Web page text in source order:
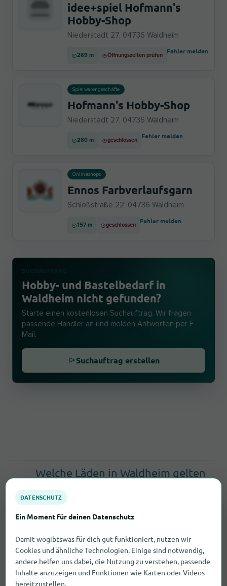
idee+spiel Hofmann's
Hobby-Shop
Niederstadt 27, 04736 Waldheim
269 m Öffnungszeiten prüfen
Fehler melden
Spielwarengeschäfte
Hofmann's Hobby-Shop
Niederstadt 27, 04736 Waldheim
280 m geschlossen
Fehler melden
Onlineshops
Ennos Farbverlaufsgarn
Schloßstraße 22, 04736 Waldheim
157 m geschlossen
Fehler melden
Hobby- und Bastelbedarf in
Waldheim nicht gefunden?
Starte einen kostenlosen Suchauftrag. Wir fragen
passende Händler an und melden Antworten per E-
Mail.
Suchauftrag erstellen
Welche Läden in Waldheim gelten
als gute Anlaufstelle für Hobby-
und Bastelbedarf?
auf Hobby- und Bastelbedarf spezialisiert
haben.
Beispiele: Hofmann's Hobby-Shop (Niederstadt
DATENSCHUTZ
Ein Moment für deinen Datenschutz
Damit wogibtswas für dich gut funktioniert, nutzen wir
Cookies und ähnliche Technologien. Einige sind notwendig,
andere helfen uns dabei, die Nutzung zu verstehen, passende
Inhalte anzuzeigen und Funktionen wie Karten oder Videos
bereitzustellen.